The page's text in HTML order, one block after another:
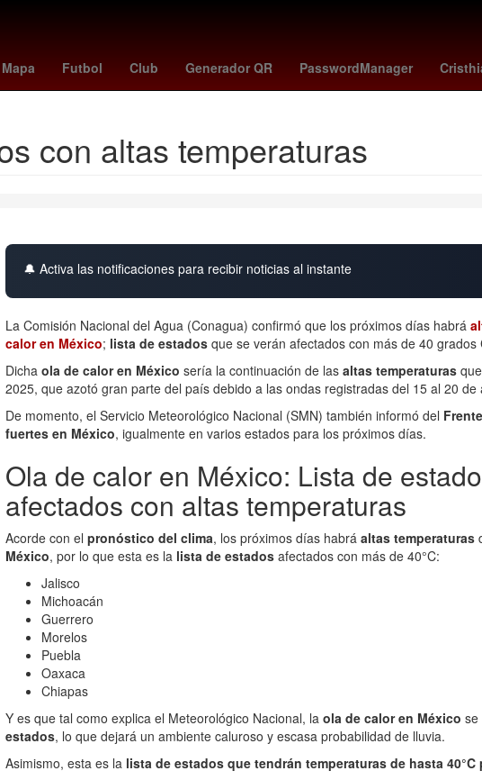
Mapa Futbol Club Generador QR PasswordManager
Gobierno summerslam wwe Sunderland AFC - Coventry City
con altas temperaturas
🔔 Activa las notificaciones para recibir noticias al instante
La Comisión Nacional del Agua (Conagua) confirmó que los próximos días habrá
calor en México; lista de estados que se verán afectados con más de 40 grados
Dicha ola de calor en México sería la continuación de las altas temperaturas
2025, que azotó gran parte del país debido a las ondas registradas del 15 al 20 de
De momento, el Servicio Meteorológico Nacional (SMN) también informó del
fuertes en México, igualmente en varios estados para los próximos días.
Ola de calor en México: Lista de
afectados con altas temperaturas
Acorde con el pronóstico del clima, los próximos días habrá altas temperaturas
México, por lo que esta es la lista de estados afectados con más de 40°C:
Jalisco
Michoacán
Guerrero
Morelos
Puebla
Oaxaca
Chiapas
Y es que tal como explica el Meteorológico Nacional, la ola de calor en México se
estados, lo que dejará un ambiente caluroso y escasa probabilidad de lluvia.
Asimismo, esta es la lista de estados que tendrán temperaturas de hasta 40°C